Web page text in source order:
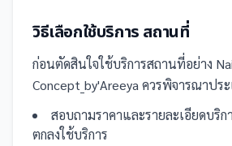
วิธีเลือกใช้บริการ สถานที่
ก่อนตัดสินใจใช้บริการสถานที่อย่าง
Concept_by'Areeya ควรพิจารณาปร
สอบถามราคาและรายละเอียดบริ
ตกลงใช้บริการ